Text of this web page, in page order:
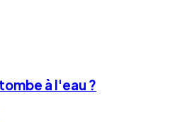
à l'eau ?